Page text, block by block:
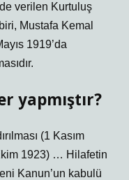
verilen Kurtuluş
Mustafa Kemal
1919’da
yapmıştır?
(1 Kasım
1923) … Hilafetin
Kanun’un kabulü